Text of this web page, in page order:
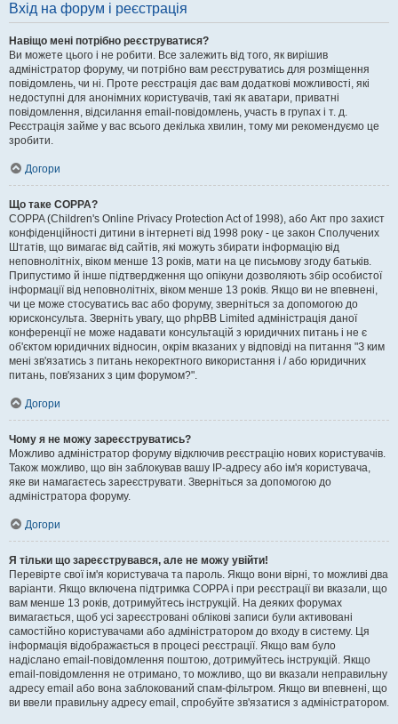
Вхід на форум і реєстрація
Навіщо мені потрібно реєструватися?
Ви можете цього і не робити. Все залежить від того, як вирішив
адміністратор форуму, чи потрібно вам реєструватись для розміщення
повідомлень, чи ні. Проте реєстрація дає вам додаткові можливості, які
недоступні для анонімних користувачів, такі як аватари, приватні
повідомлення, відсилання email-повідомлень, участь в групах і т. д.
Реєстрація займе у вас всього декілька хвилин, тому ми рекомендуємо це
зробити.
Догори
Що таке COPPA?
COPPA (Children's Online Privacy Protection Act of 1998), або Акт про захист
конфіденційності дитини в інтернеті від 1998 року - це закон Сполучених
Штатів, що вимагає від сайтів, які можуть збирати інформацію від
неповнолітніх, віком менше 13 років, мати на це письмову згоду батьків.
Припустимо й інше підтвердження що опікуни дозволяють збір особистої
інформації від неповнолітніх, віком менше 13 років. Якщо ви не впевнені,
чи це може стосуватись вас або форуму, зверніться за допомогою до
юрисконсульта. Зверніть увагу, що phpBB Limited адміністрація даної
конференції не може надавати консультацій з юридичних питань і не є
об'єктом юридичних відносин, окрім вказаних у відповіді на питання "З ким
мені зв'язатись з питань некоректного використання і / або юридичних
питань, пов'язаних з цим форумом?".
Догори
Чому я не можу зареєструватись?
Можливо адміністратор форуму відключив реєстрацію нових користувачів.
Також можливо, що він заблокував вашу IP-адресу або ім'я користувача,
яке ви намагаєтесь зареєструвати. Зверніться за допомогою до
адміністратора форуму.
Догори
Я тільки що зареєструвався, але не можу увійти!
Перевірте свої ім'я користувача та пароль. Якщо вони вірні, то можливі два
варіанти. Якщо включена підтримка COPPA і при реєстрації ви вказали, що
вам менше 13 років, дотримуйтесь інструкцій. На деяких форумах
вимагається, щоб усі зареєстровані облікові записи були активовані
самостійно користувачами або адміністратором до входу в систему. Ця
інформація відображається в процесі реєстрації. Якщо вам було
надіслано email-повідомлення поштою, дотримуйтесь інструкцій. Якщо
email-повідомлення не отримано, то можливо, що ви вказали неправильну
адресу email або вона заблокований спам-фільтром. Якщо ви впевнені, що
ви ввели правильну адресу email, спробуйте зв'язатися з адміністратором.